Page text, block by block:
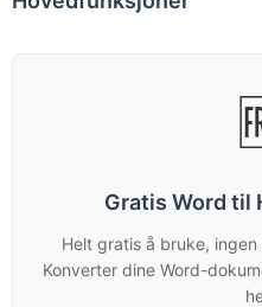
Gratis Word til
Helt gratis å bruke,
Konverter dine Word-